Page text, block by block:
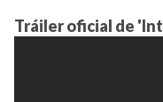
Tráiler oficial de